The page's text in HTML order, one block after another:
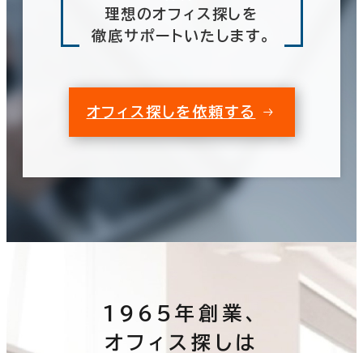
理想のオフィス探しを
徹底サポートいたします。
オフィス探しを依頼する
1965年創業、
オフィス探しは